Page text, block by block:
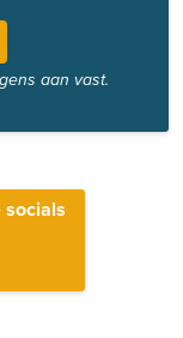
aan vast.
socials